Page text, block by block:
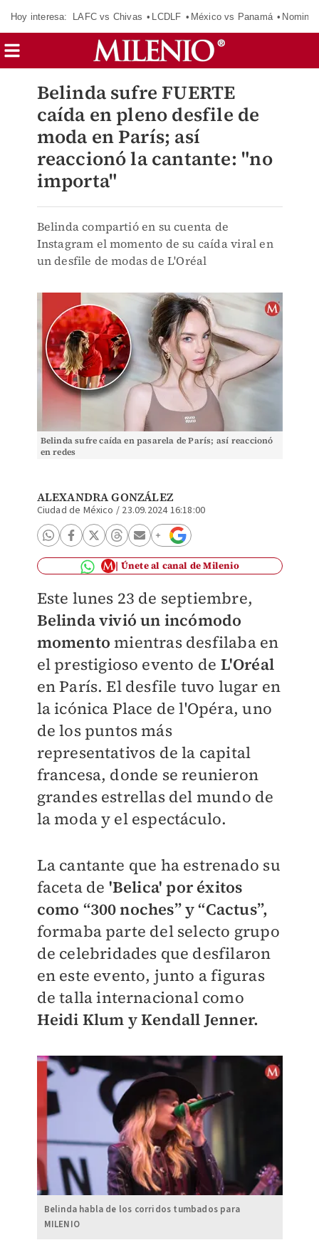
Hoy interesa: LAFC vs Chivas LCDLF México vs Panamá
Belinda sufre FUERTE
caída en pleno desfile de
moda en París; así
reaccionó la cantante: "no
importa"
Belinda compartió en su cuenta de
Instagram el momento de su caída viral en
un desfile de modas de L'Oréal
Belinda sufre caída en pasarela de París; así reaccionó
en redes
ALEXANDRA GONZÁLEZ
Ciudad de México / 23.09.2024 16:18:00
Únete al canal de Milenio
Este lunes 23 de septiembre,
Belinda vivió un incómodo
momentomientras desfilaba en
el prestigioso evento de L'Oréal
en París. El desfile tuvo lugar en
la icónica Place de l'Opéra, uno
de los puntos más
representativos de la capital
francesa, donde se reunieron
grandes estrellas del mundo de
la moda y el espectáculo.
La cantante que ha estrenado su
faceta de 'Belica' por éxitos
como “300 noches” y “Cactus”,
formaba parte del selecto grupo
de celebridades que desfilaron
en este evento, junto a figuras
de talla internacional como
Heidi Klum y Kendall Jenner.
Belinda habla de los corridos tumbados para
MILENIO